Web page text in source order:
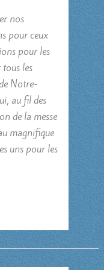
nos
pour ceux
pour les
les
Notre-
au fil des
de la messe
magnifique
uns pour les